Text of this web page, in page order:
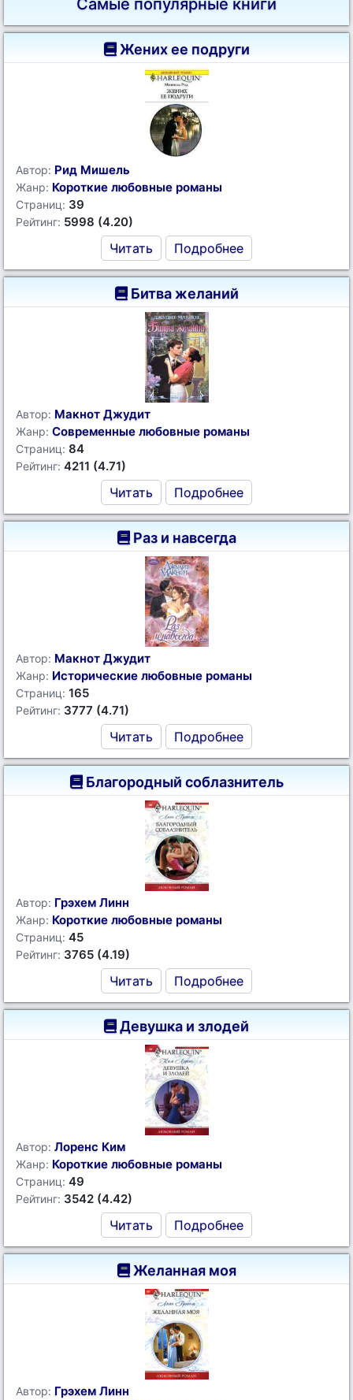
Самые популярные книги
Жених ее подруги
Автор: Рид Мишель
Жанр: Короткие любовные романы
Страниц: 39
Рейтинг: 5998 (4.20)
Читать Подробнее
Битва желаний
Автор: Макнот Джудит
Жанр: Современные любовные романы
Страниц: 84
Рейтинг: 4211 (4.71)
Читать Подробнее
Раз и навсегда
Автор: Макнот Джудит
Жанр: Исторические любовные романы
Страниц: 165
Рейтинг: 3777 (4.71)
Читать Подробнее
Благородный соблазнитель
Автор: Грэхем Линн
Жанр: Короткие любовные романы
Страниц: 45
Рейтинг: 3765 (4.19)
Читать Подробнее
Девушка и злодей
Автор: Лоренс Ким
Жанр: Короткие любовные романы
Страниц: 49
Рейтинг: 3542 (4.42)
Читать Подробнее
Желанная моя
Автор: Грэхем Линн